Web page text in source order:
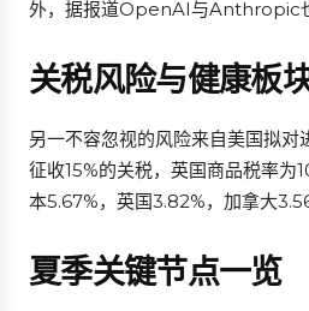
外，据报道OpenAI与Anthropic也
关税风险与健康板
另一不容忽视的风险来自美国拟
征收15%的关税，英国商品税率
本5.67%，英国3.82%，加拿大
夏季关键节点一览